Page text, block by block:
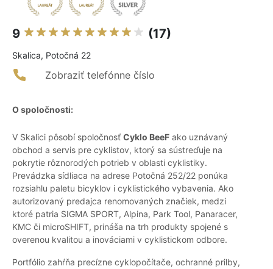
9 (17)
Skalica, Potočná 22
Zobraziť telefónne číslo
O spoločnosti:
V Skalici pôsobí spoločnosť Cyklo BeeF ako uznávaný
obchod a servis pre cyklistov, ktorý sa sústreďuje na
pokrytie rôznorodých potrieb v oblasti cyklistiky.
Prevádzka sídliaca na adrese Potočná 252/22 ponúka
rozsiahlu paletu bicyklov i cyklistického vybavenia. Ako
autorizovaný predajca renomovaných značiek, medzi
ktoré patria SIGMA SPORT, Alpina, Park Tool, Panaracer,
KMC či microSHIFT, prináša na trh produkty spojené s
overenou kvalitou a inováciami v cyklistickom odbore.
Portfólio zahŕňa precízne cyklopočítače, ochranné prilby,